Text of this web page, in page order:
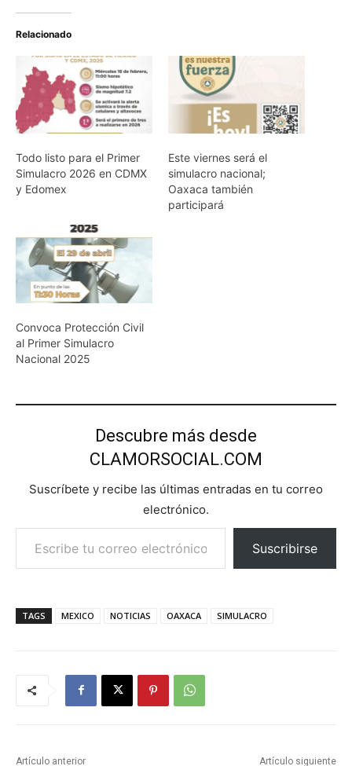
Relacionado
Todo listo para el Primer
Simulacro 2026 en CDMX
y Edomex
Este viernes será el
simulacro nacional;
Oaxaca también
participará
Convoca Protección Civil
al Primer Simulacro
Nacional 2025
Descubre más desde
CLAMORSOCIAL.COM
Suscríbete y recibe las últimas entradas en tu correo
electrónico.
Escribe tu correo electrónico…
Suscribirse
TAGS MEXICO NOTICIAS OAXACA SIMULACRO
Artículo anterior Artículo siguiente